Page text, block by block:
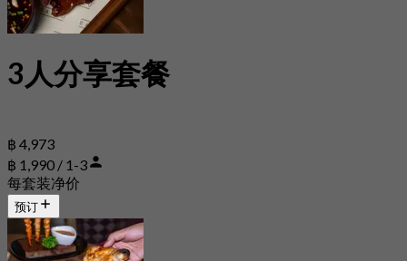
3人分享套餐
฿ 4,973
฿ 1,990 / 1-3
每套装净价
预订